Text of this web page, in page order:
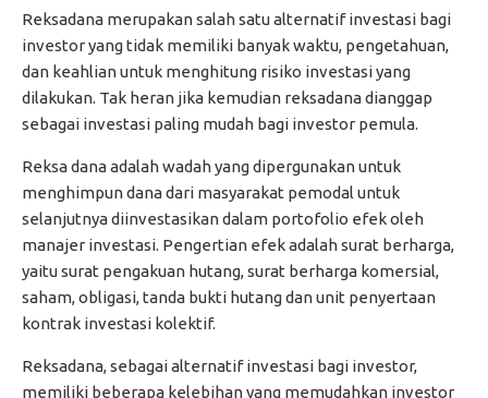
Reksadana merupakan salah satu alternatif investasi bagi
investor yang tidak memiliki banyak waktu, pengetahuan,
dan keahlian untuk menghitung risiko investasi yang
dilakukan. Tak heran jika kemudian reksadana dianggap
sebagai investasi paling mudah bagi investor pemula.
Reksa dana adalah wadah yang dipergunakan untuk
menghimpun dana dari masyarakat pemodal untuk
selanjutnya diinvestasikan dalam portofolio efek oleh
manajer investasi. Pengertian efek adalah surat berharga,
yaitu surat pengakuan hutang, surat berharga komersial,
saham, obligasi, tanda bukti hutang dan unit penyertaan
kontrak investasi kolektif.
Reksadana, sebagai alternatif investasi bagi investor,
memiliki beberapa kelebihan yang memudahkan investor